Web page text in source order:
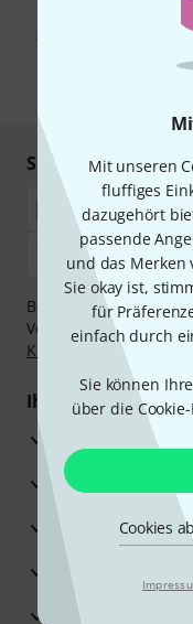
Mit unseren
fluffiges
dazugehört
passende
und das Merken
Sie okay ist,
für
einfach durch
Sie können
über die
Cookies
Werbung und einer
Abmeldung ist jederzeit
Sicher einkaufen
Bezahlen Sie
Vorkasse, PayPal,
Klarna Ratenzahlung
Ihre Vorteile
3 Jahre Thomann
30 Tage Money-
Reparaturservice
Beratung durch